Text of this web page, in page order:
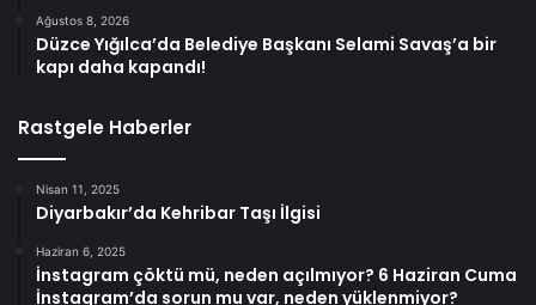
Ağustos 8, 2026
Düzce Yığılca’da Belediye Başkanı Selami Savaş’a bir
kapı daha kapandı!
Rastgele Haberler
Nisan 11, 2025
Diyarbakır’da Kehribar Taşı İlgisi
Haziran 6, 2025
İnstagram çöktü mü, neden açılmıyor? 6 Haziran Cuma
İnstagram’da sorun mu var, neden yüklenmiyor?